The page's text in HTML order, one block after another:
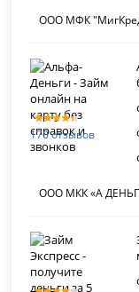
ООО МФК
170 отзывов
ООО МКК «А